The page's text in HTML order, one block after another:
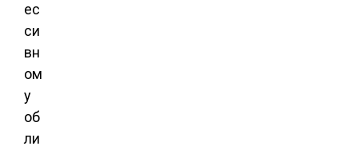
ес
си
вн
ом
у
об
ли